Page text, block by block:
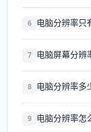
6 电脑分辨率只
7 电脑屏幕分辨
8 电脑分辨率多
9 电脑分辨率怎